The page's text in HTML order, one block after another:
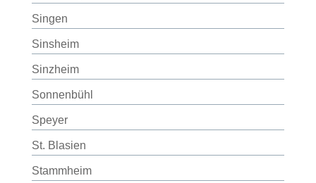
Singen
Sinsheim
Sinzheim
Sonnenbühl
Speyer
St. Blasien
Stammheim